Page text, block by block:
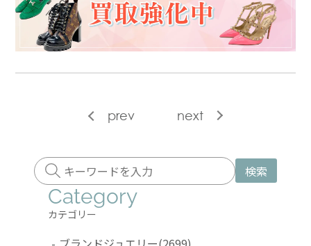
prev next
検索
Category
カテゴリー